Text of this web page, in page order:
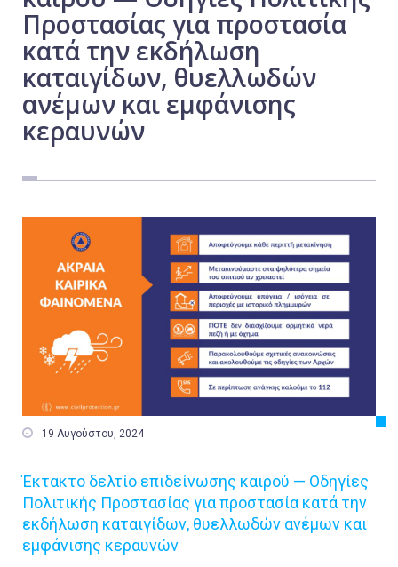
Προστασίας για προστασία
κατά την εκδήλωση
καταιγίδων, θυελλωδών
ανέμων και εμφάνισης
κεραυνών
 19 Αυγούστου, 2024
Έκτακτο δελτίο επιδείνωσης καιρού — Οδηγίες
Πολιτικής Προστασίας για προστασία κατά την
εκδήλωση καταιγίδων, θυελλωδών ανέμων και
εμφάνισης κεραυνών
Εργασία
Ελλάδα
Κόσμος
Τοπικά
Αθλητικά
Αστυνομικό Δελτίο